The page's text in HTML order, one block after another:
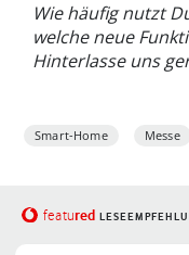
Wie häufig nutzt
welche neue
Hinterlasse uns
Smart-Home Messe
featured